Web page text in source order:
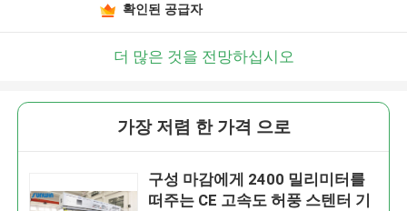
확인된 공급자
더 많은 것을 전망하십시오
가장 저렴 한 가격 으로
구성 마감에게 2400 밀리미터를
떠주는 CE 고속도 허풍 스텐터 기